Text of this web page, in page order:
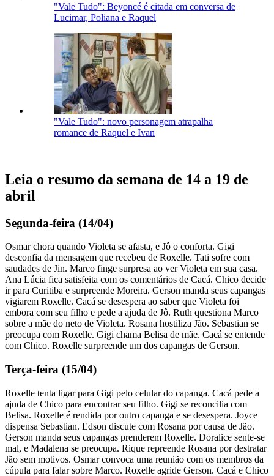
"Vale Tudo": Beyoncé é citada em conversa de
Lucimar, Poliana e Raquel
"Vale Tudo": novo personagem atrapalha
romance de Raquel e Ivan
Leia o resumo da semana de 14 a 19 de
abril
Segunda-feira (14/04)
Osmar chora quando Violeta se afasta, e Jô o conforta. Gigi
desconfia da mensagem que recebeu de Roxelle. Tati sofre com
saudades de Jin. Marco finge surpresa ao ver Violeta em sua casa.
Ana Lúcia fica satisfeita com os comentários de Cacá. Chico decide
ir para Curitiba e surpreende Moreira. Gerson manda seus capangas
vigiarem Roxelle. Cacá se desespera ao saber que Violeta foi
embora com seu filho e pede a ajuda de Jô. Ruth questiona Marco
sobre a mãe do neto de Violeta. Rosana hostiliza Jão. Sebastian se
preocupa com Roxelle. Gigi chama Belisa de mãe. Cacá se entende
com Chico. Roxelle surpreende um dos capangas de Gerson.
Terça-feira (15/04)
Roxelle tenta ligar para Gigi pelo celular do capanga. Cacá pede a
ajuda de Chico para encontrar seu filho. Gigi se reconcilia com
Belisa. Roxelle é rendida por outro capanga e se desespera. Joyce
dispensa Sebastian. Edson discute com Rosana por causa de Jão.
Gerson manda seus capangas prenderem Roxelle. Doralice sente-se
mal, e Madalena se preocupa. Rique repreende Rosana por destratar
Jão sem motivos. Osmar convoca uma reunião com os membros da
cúpula para falar sobre Marco. Roxelle agride Gerson. Cacá e Chico